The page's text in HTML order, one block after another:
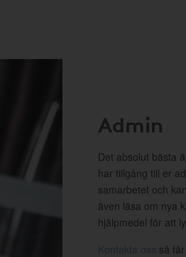
Admin
Det absolut bästa
har tillgång till er
samarbetet och
även läsa om nya
hjälpmedel för att
Kontakta oss så